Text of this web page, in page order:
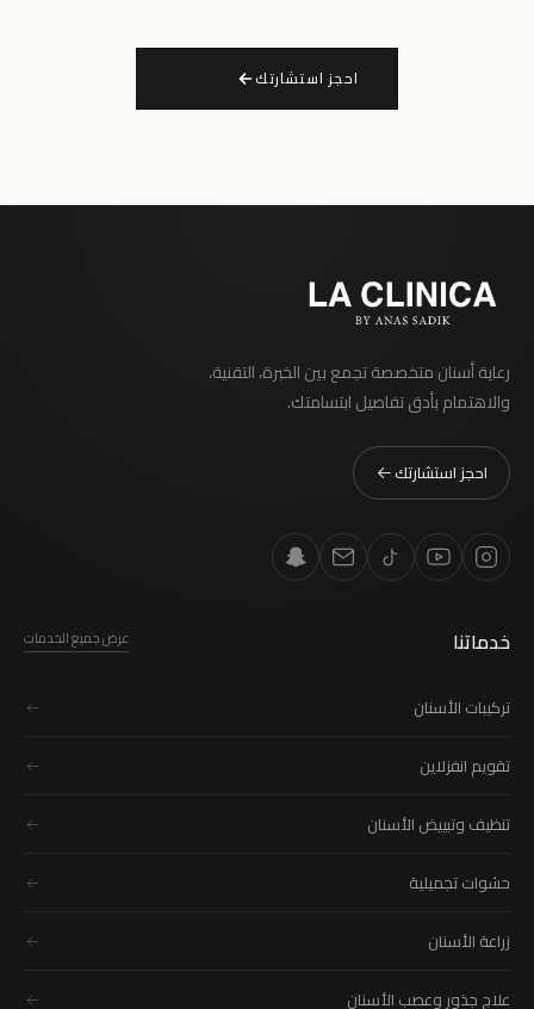
احجز استشارتك
رعاية أسنان متخصصة تجمع بين الخبرة، التقنية،
والاهتمام بأدق تفاصيل ابتسامتك.
احجز استشارتك
خدماتنا عرض جميع الخدمات
تركيبات الأسنان
تقويم انفزلاين
تنظيف وتبييض الأسنان
حشوات تجميلية
زراعة الأسنان
علاج جذور وعصب الأسنان